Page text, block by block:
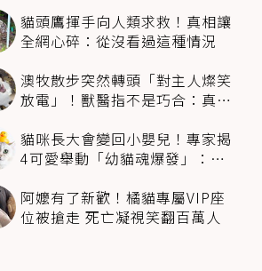
貓頭鷹揮手向人類求救！真相讓
全網心碎：從沒看過這種情況
澳牧散步突然轉頭「對主人燦笑
放電」！獸醫指不是巧合：真相
貓咪長大會變回小嬰兒！專家揭
4可愛舉動「幼貓魂爆發」：本
阿嬤有了新歡！橘貓專屬VIP座
位被搶走 死亡凝視笑翻百萬人